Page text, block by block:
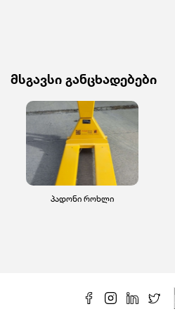
მსგავსი განცხადებები
პადონი როხლი